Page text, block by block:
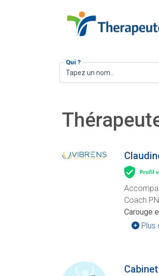
Qui ?
Coach
Carouge
Plus